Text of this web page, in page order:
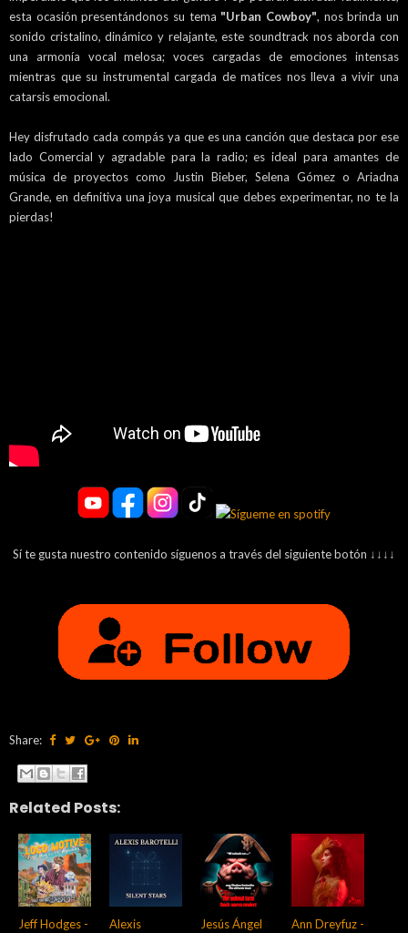
esta ocasión presentándonos su tema "Urban Cowboy", nos brinda un
sonido cristalino, dinámico y relajante, este soundtrack nos aborda con
una armonía vocal melosa; voces cargadas de emociones intensas
mientras que su instrumental cargada de matices nos lleva a vivir una
catarsis emocional.
Hey disfrutado cada compás ya que es una canción que destaca por ese
lado Comercial y agradable para la radio; es ideal para amantes de
música de proyectos como Justin Bieber, Selena Gómez o Ariadna
Grande, en definitiva una joya musical que debes experimentar, no te la
pierdas!
Sí te gusta nuestro contenido síguenos a través del siguiente botón ↓↓↓↓
Share:
Related Posts:
Jeff Hodges -
Alexis
Jesús Ángel
Ann Dreyfuz -